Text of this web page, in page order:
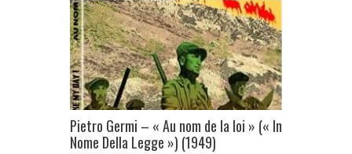
Pietro Germi – « Au nom de la loi » (« In
Nome Della Legge ») (1949)